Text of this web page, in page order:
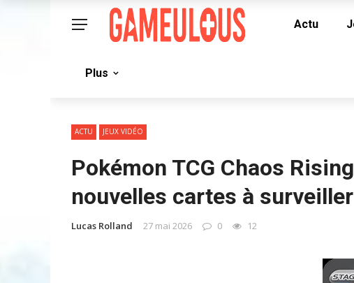
Actu
Plus
ACTU JEUX VIDÉO
Pokémon TCG Chaos
nouvelles cartes à surveiller
Lucas Rolland 27 mai 2026 0 12